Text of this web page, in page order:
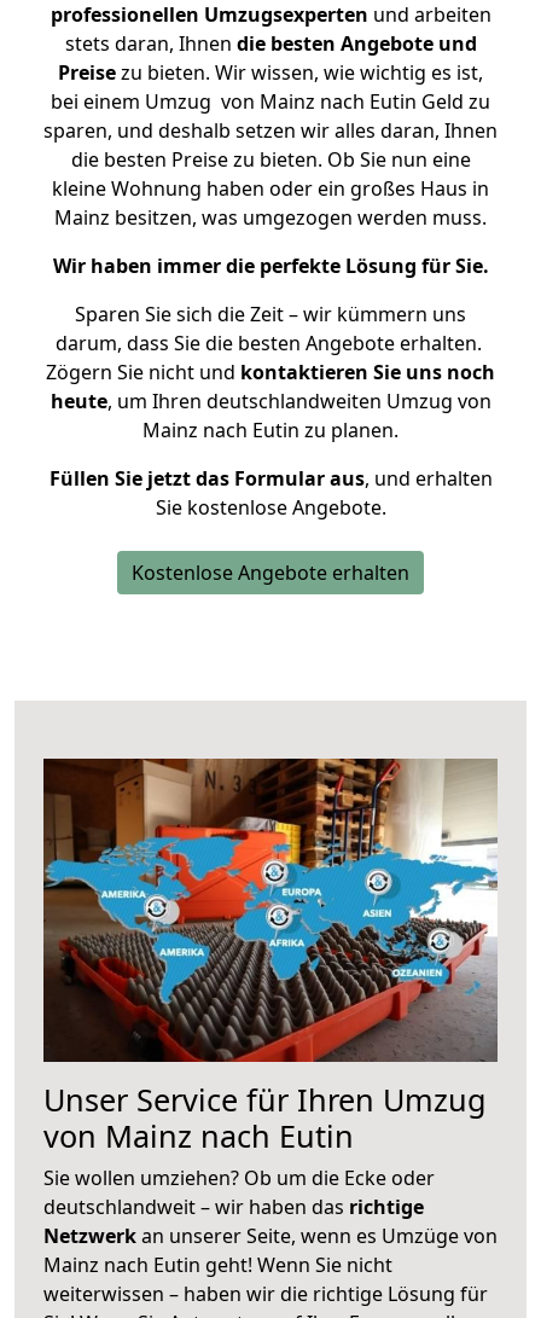
professionellen Umzugsexperten und arbeiten
stets daran, Ihnen die besten Angebote und
Preisezu bieten. Wir wissen, wie wichtig es ist,
bei einem Umzug von Mainz nach Eutin Geld zu
sparen, und deshalb setzen wir alles daran, Ihnen
die besten Preise zu bieten. Ob Sie nun eine
kleine Wohnung haben oder ein großes Haus in
Mainz besitzen, was umgezogen werden muss.
Wir haben immer die perfekte Lösung für Sie.
Sparen Sie sich die Zeit – wir kümmern uns
darum, dass Sie die besten Angebote erhalten.
Zögern Sie nicht und kontaktieren Sie uns noch
heute, um Ihren deutschlandweiten Umzug von
Mainz nach Eutin zu planen.
Füllen Sie jetzt das Formular aus, und erhalten
Sie kostenlose Angebote.
Kostenlose Angebote erhalten
Unser Service für Ihren Umzug
von Mainz nach Eutin
Sie wollen umziehen? Ob um die Ecke oder
deutschlandweit – wir haben das richtige
Netzwerkan unserer Seite, wenn es Umzüge von
Mainz nach Eutin geht! Wenn Sie nicht
weiterwissen – haben wir die richtige Lösung für